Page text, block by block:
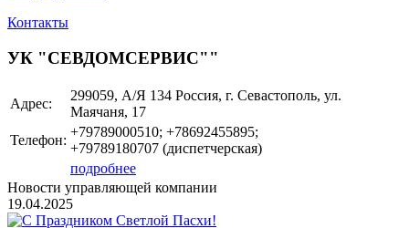
Контакты
УК "СЕВДОМСЕРВИС""
Адрес:
299059, А/Я 134 Россия, г. Севастополь, ул.
Маячаня, 17
Телефон:
+79789000510; +78692455895;
+79789180707 (диспетчерская)
подробнее
Новости управляющей компании
19.04.2025